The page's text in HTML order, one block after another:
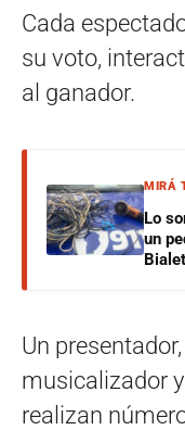
Cada
su voto,
al ganador.
MIRÁ
Lo
un
Un
musicalizador
realizan